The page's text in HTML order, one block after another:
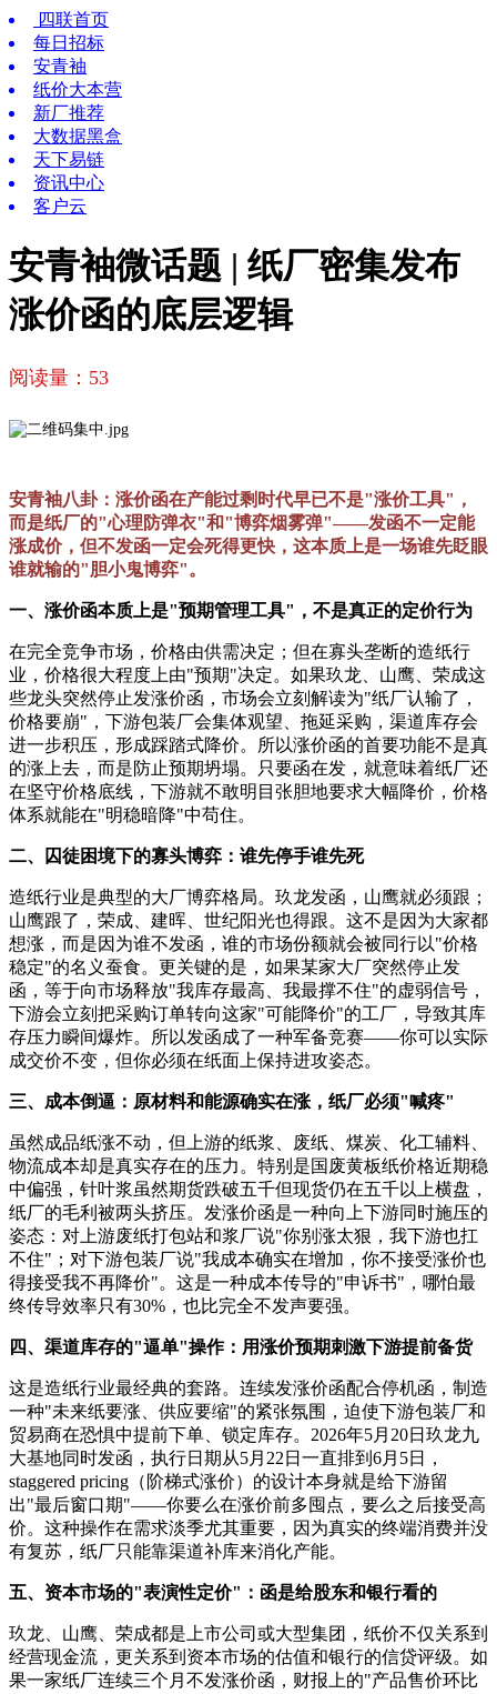
四联首页
每日招标
安青袖
纸价大本营
新厂推荐
大数据黑盒
天下易链
资讯中心
客户云
安青袖微话题 | 纸厂密集发布
涨价函的底层逻辑
阅读量： 53
安青袖八卦：涨价函在产能过剩时代早已不是"涨价工具"，
而是纸厂的"心理防弹衣"和"博弈烟雾弹"——发函不一定能
涨成价，但不发函一定会死得更快，这本质上是一场谁先眨眼
谁就输的"胆小鬼博弈"。
一、涨价函本质上是"预期管理工具"，不是真正的定价行为
在完全竞争市场，价格由供需决定；但在寡头垄断的造纸行
业，价格很大程度上由"预期"决定。如果玖龙、山鹰、荣成这
些龙头突然停止发涨价函，市场会立刻解读为"纸厂认输了，
价格要崩"，下游包装厂会集体观望、拖延采购，渠道库存会
进一步积压，形成踩踏式降价。所以涨价函的首要功能不是真
的涨上去，而是防止预期坍塌。只要函在发，就意味着纸厂还
在坚守价格底线，下游就不敢明目张胆地要求大幅降价，价格
体系就能在"明稳暗降"中苟住。
二、囚徒困境下的寡头博弈：谁先停手谁先死
造纸行业是典型的大厂博弈格局。玖龙发函，山鹰就必须跟；
山鹰跟了，荣成、建晖、世纪阳光也得跟。这不是因为大家都
想涨，而是因为谁不发函，谁的市场份额就会被同行以"价格
稳定"的名义蚕食。更关键的是，如果某家大厂突然停止发
函，等于向市场释放"我库存最高、我最撑不住"的虚弱信号，
下游会立刻把采购订单转向这家"可能降价"的工厂，导致其库
存压力瞬间爆炸。所以发函成了一种军备竞赛——你可以实际
成交价不变，但你必须在纸面上保持进攻姿态。
三、成本倒逼：原材料和能源确实在涨，纸厂必须"喊疼"
虽然成品纸涨不动，但上游的纸浆、废纸、煤炭、化工辅料、
物流成本却是真实存在的压力。特别是国废黄板纸价格近期稳
中偏强，针叶浆虽然期货跌破五千但现货仍在五千以上横盘，
纸厂的毛利被两头挤压。发涨价函是一种向上下游同时施压的
姿态：对上游废纸打包站和浆厂说"你别涨太狠，我下游也扛
不住"；对下游包装厂说"我成本确实在增加，你不接受涨价也
得接受我不再降价"。这是一种成本传导的"申诉书"，哪怕最
终传导效率只有30%，也比完全不发声要强。
四、渠道库存的"逼单"操作：用涨价预期刺激下游提前备货
这是造纸行业最经典的套路。连续发涨价函配合停机函，制造
一种"未来纸要涨、供应要缩"的紧张氛围，迫使下游包装厂和
贸易商在恐惧中提前下单、锁定库存。2026年5月20日玖龙九
大基地同时发函，执行日期从5月22日一直排到6月5日，
staggered pricing（阶梯式涨价）的设计本身就是给下游留
出"最后窗口期"——你要么在涨价前多囤点，要么之后接受高
价。这种操作在需求淡季尤其重要，因为真实的终端消费并没
有复苏，纸厂只能靠渠道补库来消化产能。
五、资本市场的"表演性定价"：函是给股东和银行看的
玖龙、山鹰、荣成都是上市公司或大型集团，纸价不仅关系到
经营现金流，更关系到资本市场的估值和银行的信贷评级。如
果一家纸厂连续三个月不发涨价函，财报上的"产品售价环比